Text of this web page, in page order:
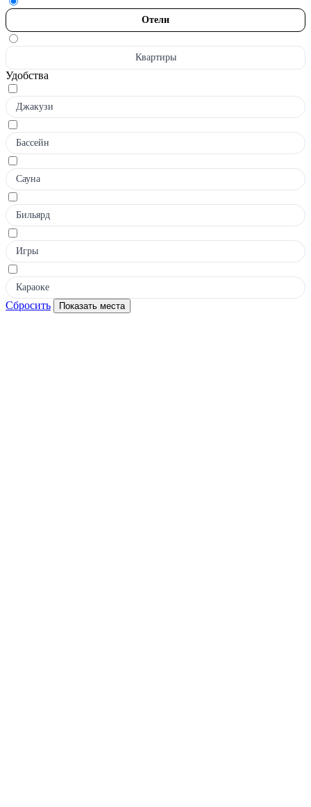
Отели
Квартиры
Удобства
Джакузи
Бассейн
Сауна
Бильярд
Игры
Караоке
Сбросить Показать места